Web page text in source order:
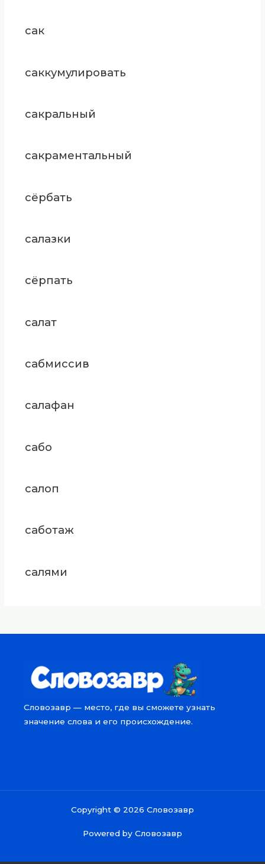
сак
саккумулировать
сакральный
сакраментальный
сёрбать
салазки
сёрпать
салат
сабмиссив
салафан
сабо
салоп
саботаж
салями
Словозавр — место, где вы сможете узнать
значение слова и его происхождение.
Copyright © 2026 Словозавр
Powered by Словозавр